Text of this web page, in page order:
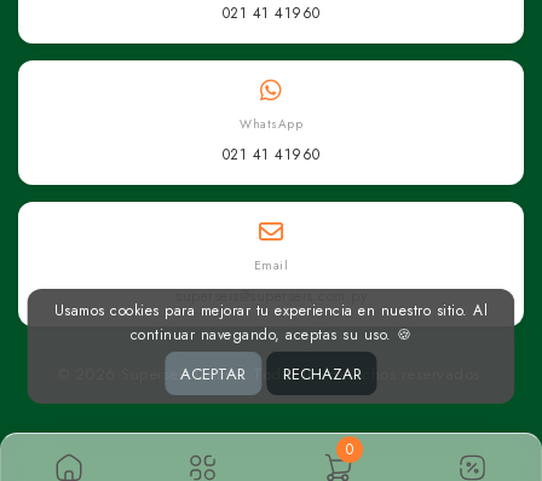
0
021 41 41960
WhatsApp
021 41 41960
Email
superseis@superseis.com.py
© 2026 Superseis Online. Todos los derechos reservados.
Usamos cookies para mejorar tu experiencia en nuestro sitio. Al
continuar navegando, aceptas su uso. 🍪
ACEPTAR RECHAZAR